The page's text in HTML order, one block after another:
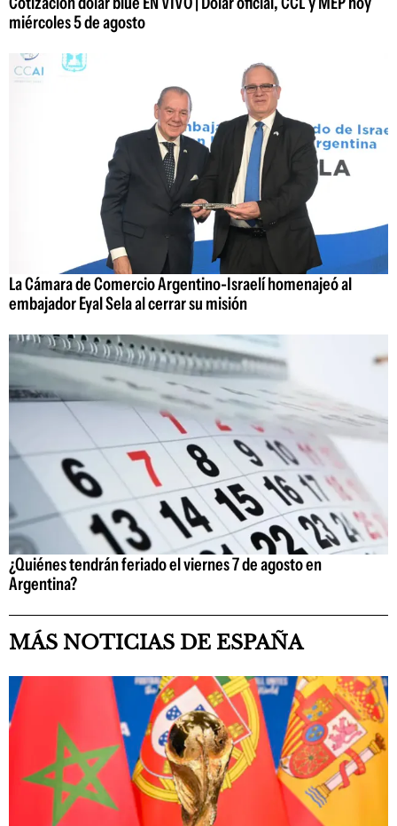
miércoles 5 de agosto
La Cámara de Comercio Argentino-Israelí homenajeó al
embajador Eyal Sela al cerrar su misión
¿Quiénes tendrán feriado el viernes 7 de agosto en
Argentina?
MÁS NOTICIAS DE ESPAÑA